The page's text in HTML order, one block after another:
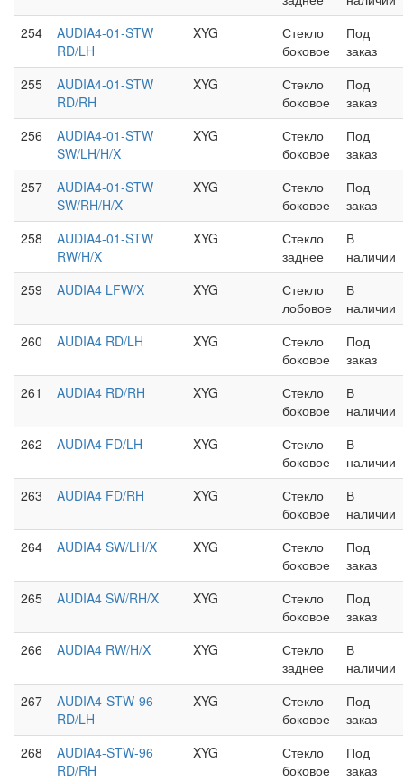
254
AUDIA4-01-STW
RD/LH
XYG
Стекло
боковое
Под
заказ
255
AUDIA4-01-STW
RD/RH
XYG
Стекло
боковое
Под
заказ
256
AUDIA4-01-STW
SW/LH/H/X
XYG
Стекло
боковое
Под
заказ
257
AUDIA4-01-STW
SW/RH/H/X
XYG
Стекло
боковое
Под
заказ
258
AUDIA4-01-STW
RW/H/X
XYG
Стекло
заднее
В
наличии
259
AUDIA4 LFW/X XYG
Стекло
лобовое
В
наличии
260
AUDIA4 RD/LH XYG
Стекло
боковое
Под
заказ
261
AUDIA4 RD/RH XYG
Стекло
боковое
В
наличии
262
AUDIA4 FD/LH XYG
Стекло
боковое
В
наличии
263
AUDIA4 FD/RH XYG
Стекло
боковое
В
наличии
264
AUDIA4 SW/LH/X XYG
Стекло
боковое
Под
заказ
265
AUDIA4 SW/RH/X XYG
Стекло
боковое
Под
заказ
266
AUDIA4 RW/H/X XYG
Стекло
заднее
В
наличии
267
AUDIA4-STW-96
RD/LH
XYG
Стекло
боковое
Под
заказ
268
AUDIA4-STW-96
RD/RH
XYG
Стекло
боковое
Под
заказ